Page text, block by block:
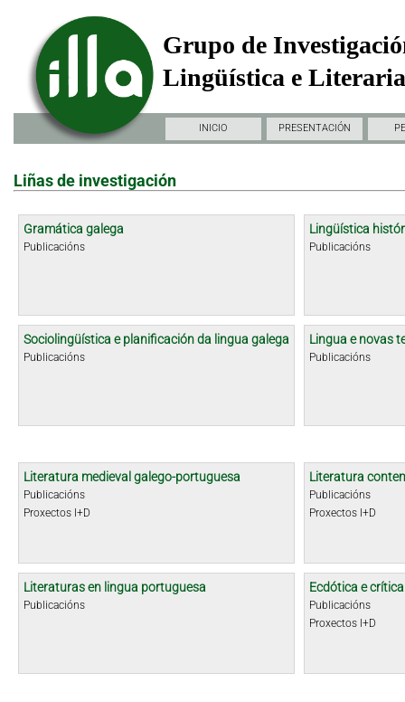
Grupo de
Lingüística e
INICIO PRESENTACIÓN
Liñas de investigación
Gramática galega
Publicacións
Lingüística
Publicacións
Sociolingüística e planificación da lingua galega
Publicacións
Lingua e novas
Publicacións
Literatura medieval galego-portuguesa
Publicacións
Proxectos I+D
Literatura
Publicacións
Proxectos I+D
Literaturas en lingua portuguesa
Publicacións
Ecdótica e
Publicacións
Proxectos I+D